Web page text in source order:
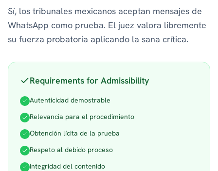
Sí, los tribunales mexicanos aceptan mensajes de
WhatsApp como prueba. El juez valora libremente
su fuerza probatoria aplicando la sana crítica.
Requirements for Admissibility
Autenticidad demostrable
Relevancia para el procedimiento
Obtención lícita de la prueba
Respeto al debido proceso
Integridad del contenido